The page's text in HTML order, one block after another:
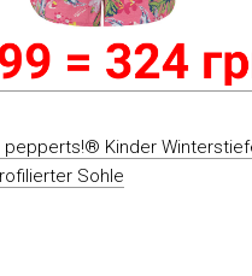
pepperts!® Kinder
Sohle